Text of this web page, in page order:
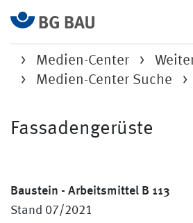
Medien-Center
Medien-Center Suche
Fassadengerüste
Baustein - Arbeitsmittel B 113
Stand 07/2021